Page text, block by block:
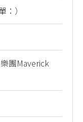
）
團Maverick